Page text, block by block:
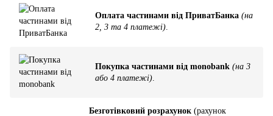
Оплата частинами від ПриватБанка (на
2, 3 та 4 платежі)
Покупка частинами від monobank (на 3
або 4 платежі)
Безготівковий розрахунок (рахунок